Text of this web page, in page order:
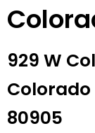
929 W
Colorado
80905